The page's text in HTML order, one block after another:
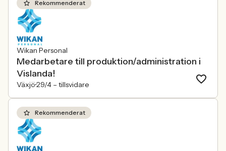
Rekommenderat
Wikan Personal
Medarbetare till produktion/administration i
Vislanda!
Växjö29/4 – tillsvidare
Rekommenderat